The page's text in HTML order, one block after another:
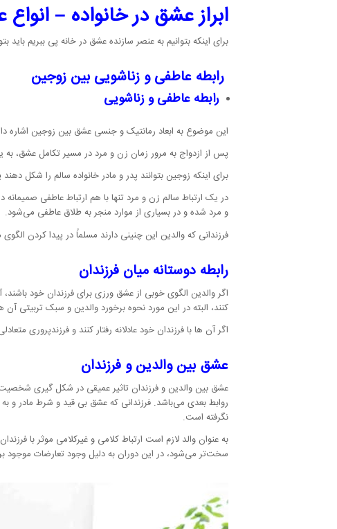
ابراز عشق در خانواده –
برای اینکه بتوانیم به عنصر سازنده عشق در خانه پی ببریم باید
رابطه عاطفی و زناشویی بین زوجین
رابطه عاطفی و زناشویی
این موضوع به ابعاد رمانتیک و جنسی عشق بین زوجین اشاره
پس از ازدواج به مرور زمان زن و مرد در مسیر تکامل عشق،
برای اینکه زوجین بتوانند پدر و مادر خانواده سالم را شکل
در یک ارتباط سالم زن و مرد تنها با هم ارتباط عاطفی
و مرد شده و در بسیاری از موارد منجر به طلاق عاطفی می‌شود.
فرزندانی که والدین این چنینی دارند مسلماً در پیدا کردن
رابطه دوستانه میان فرزندان
اگر والدین الگوی خوبی از عشق ورزی برای فرزندان خود
کنند، البته در این مورد نحوه برخورد والدین و سبک تربیتی آن
اگر آن ها با فرزندان خود عادلانه رفتار کنند و فرزندپروری
عشق بین والدین و فرزندان
عشق بین والدین و فرزندان تاثیر عمیقی در شکل گیری شخصیت
روابط بعدی می‌باشد. فرزندانی که عشق بی قید و شرط مادر و
نگرفته است.
به عنوان والد لازم است ارتباط کلامی و غیرکلامی موثر با
سخت‌تر می‌شود، در این دوران به دلیل وجود تعارضات